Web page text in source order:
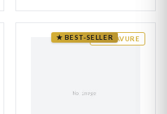
GRAVURE
★ BEST-SELLER